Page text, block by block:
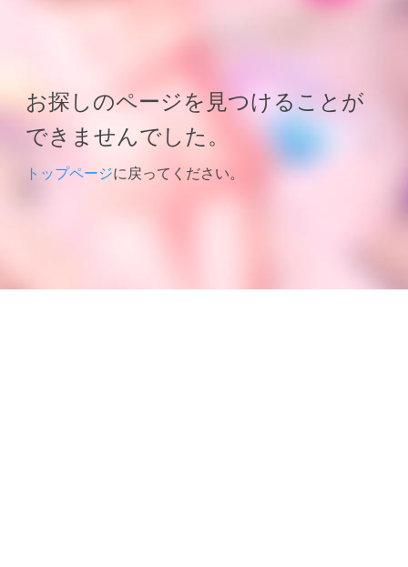
お探しのページを見つけることが
できませんでした。
トップページに戻ってください。